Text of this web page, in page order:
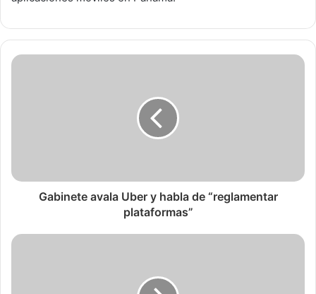
Gabinete avala Uber y habla de “reglamentar
plataformas”